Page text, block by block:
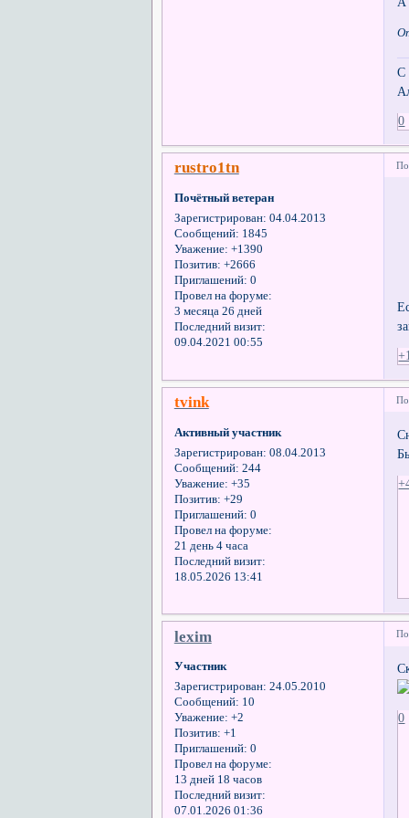
С
0
rustro1tn
Почётный ветеран
Зарегистрирован: 04.04.2013
Сообщений: 1845
Уважение: +1390
Позитив: +2666
Приглашений: 0
Провел на форуме:
3 месяца 26 дней
Последний визит:
09.04.2021 00:55
tvink
Активный участник
Зарегистрирован: 08.04.2013
Сообщений: 244
Уважение: +35
Позитив: +29
Приглашений: 0
Провел на форуме:
21 день 4 часа
Последний визит:
18.05.2026 13:41
lexim
Участник
Зарегистрирован: 24.05.2010
Сообщений: 10
Уважение: +2
Позитив: +1
Приглашений: 0
Провел на форуме:
13 дней 18 часов
Последний визит:
07.01.2026 01:36
0